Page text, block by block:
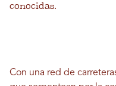
conocidas.
Con una red de